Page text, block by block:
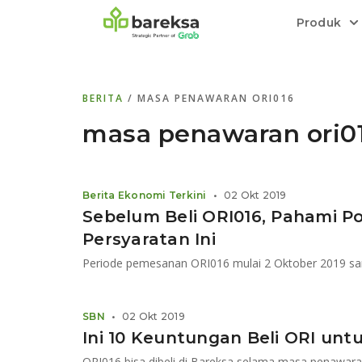
Produk
Transaksi cepat,all in onedi halaman
Bebas pilih partner penyimpanan, harga
relatif stabil.
Menyediakan layanan manajemen
Informasi terkini dan tepercaya terkait
Kenali rekam jejak dan
BERITA / MASA PENAWARAN ORI016
masa penawaran
Sebelum Beli ORI016, Pahami
Persyaratan Ini
Periode pemesanan ORI016 mulai 2 Oktober 2019
Berita Ekonomi Terkini • 02 Okt 2019
Ini 10 Keuntungan Beli ORI
SBN • 02 Okt 2019